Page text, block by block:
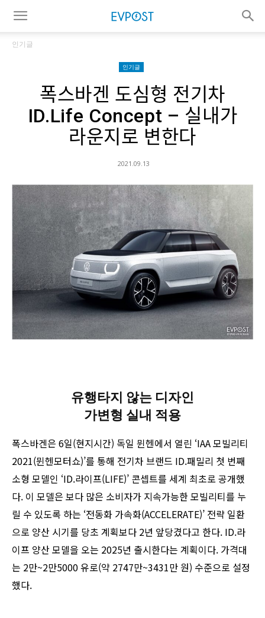
인기글
인기글
폭스바겐 도심형 전기차
ID.Life Concept – 실내가
라운지로 변한다
2021.09.13
유행타지 않는 디자인
가변형 실내 적용
폭스바겐은 6일(현지시간) 독일 뮌헨에서 열린 ‘IAA 모빌리티
2021(뮌헨모터쇼)’를 통해 전기차 브랜드 ID.패밀리 첫 번째
소형 모델인 ‘ID.라이프(LIFE)’ 콘셉트를 세계 최초로 공개했
다. 이 모델은 보다 많은 소비자가 지속가능한 모빌리티를 누
릴 수 있도록 하는 ‘전동화 가속화(ACCELERATE)’ 전략 일환
으로 양산 시기를 당초 계획보다 2년 앞당겼다고 한다. ID.라
이프 양산 모델을 오는 2025년 출시한다는 계획이다. 가격대
는 2만~2만5000 유로(약 2747만~3431만 원) 수준으로 설정
했다.